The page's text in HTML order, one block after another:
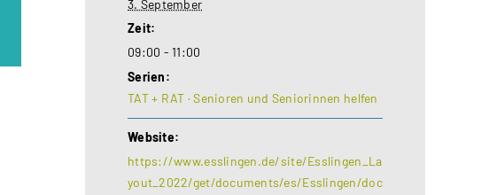
3. September
Zeit:
09:00 - 11:00
Serien:
TAT + RAT · Senioren und Seniorinnen helfen
Website:
https://www.esslingen.de/site/Esslingen_La
yout_2022/get/documents/es/Esslingen/doc